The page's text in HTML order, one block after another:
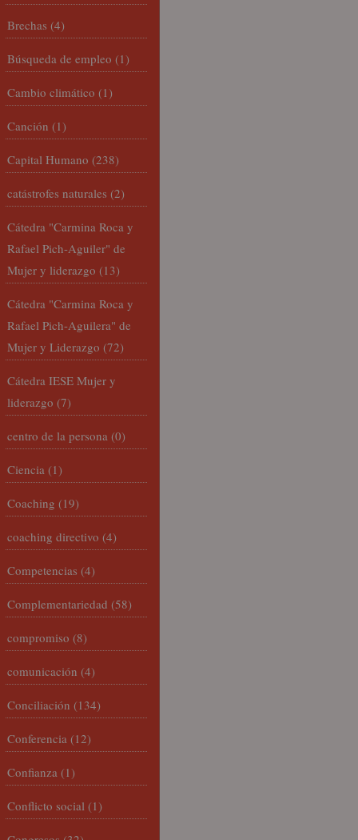
Brechas (4)
Búsqueda de empleo (1)
Cambio climático (1)
Canción (1)
Capital Humano (238)
catástrofes naturales (2)
Cátedra "Carmina Roca y
Rafael Pich-Aguiler" de
Mujer y liderazgo (13)
Cátedra "Carmina Roca y
Rafael Pich-Aguilera" de
Mujer y Liderazgo (72)
Cátedra IESE Mujer y
liderazgo (7)
centro de la persona (0)
Ciencia (1)
Coaching (19)
coaching directivo (4)
Competencias (4)
Complementariedad (58)
compromiso (8)
comunicación (4)
Conciliación (134)
Conferencia (12)
Confianza (1)
Conflicto social (1)